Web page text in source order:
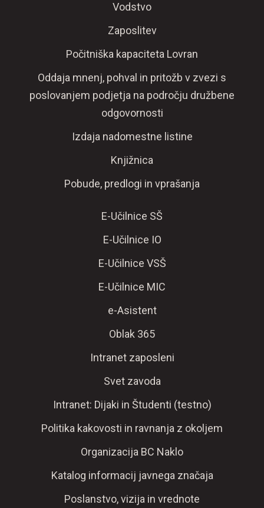
Vodstvo
Zaposlitev
Počitniška kapaciteta Lovran
Oddaja mnenj, pohval in pritožb v zvezi s
poslovanjem podjetja na področju družbene
odgovornosti
Izdaja nadomestne listine
Knjižnica
Pobude, predlogi in vprašanja
E-Učilnice SŠ
E-Učilnice IO
E-Učilnice VSŠ
E-Učilnice MIC
e-Asistent
Oblak 365
Intranet zaposleni
Svet zavoda
Intranet: Dijaki in Študenti (testno)
Politika kakovosti in ravnanja z okoljem
Organizacija BC Naklo
Katalog informacij javnega značaja
Poslanstvo, vizija in vrednote